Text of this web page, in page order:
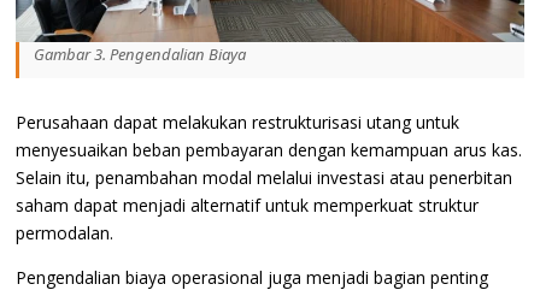
Gambar 3. Pengendalian Biaya
Perusahaan dapat melakukan restrukturisasi utang untuk
menyesuaikan beban pembayaran dengan kemampuan arus kas.
Selain itu, penambahan modal melalui investasi atau penerbitan
saham dapat menjadi alternatif untuk memperkuat struktur
permodalan.
Pengendalian biaya operasional juga menjadi bagian penting